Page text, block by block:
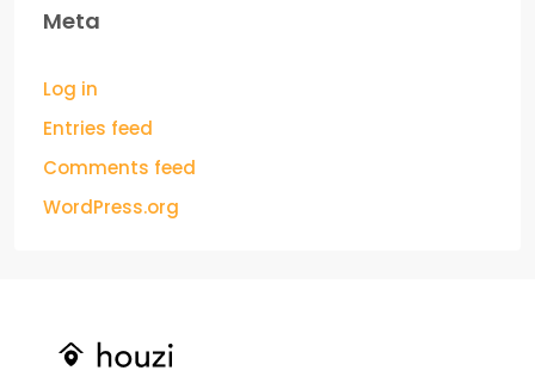
Meta
Log in
Entries feed
Comments feed
WordPress.org